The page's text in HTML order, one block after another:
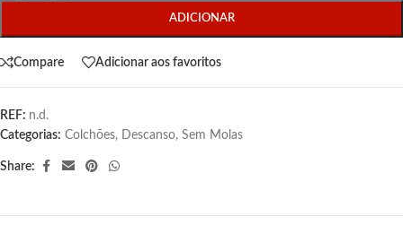
ADICIONAR
Compare Adicionar aos favoritos
REF: n.d.
Categorias: Colchões, Descanso, Sem Molas
Share: